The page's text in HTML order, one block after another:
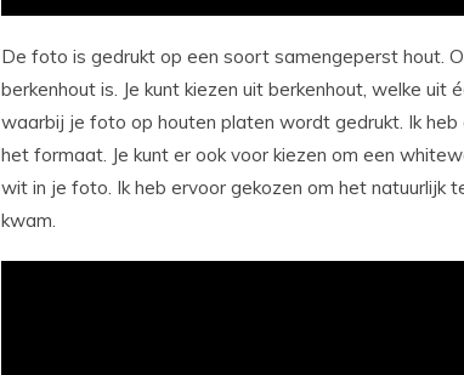
De foto is gedrukt op een soort samengeperst hout.
berkenhout is. Je kunt kiezen uit berkenhout, welke
waarbij je foto op houten platen wordt gedrukt. Ik
het formaat. Je kunt er ook voor kiezen om een
wit in je foto. Ik heb ervoor gekozen om het natuurlijk
kwam.